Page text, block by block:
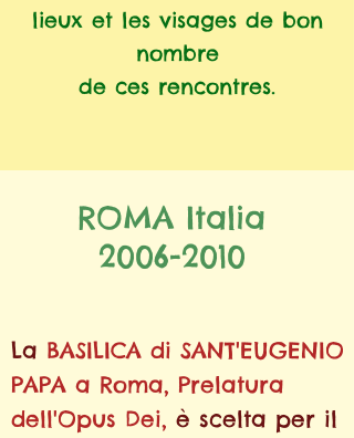
lieux et les visages de bon
nombre
de ces rencontres.
ROMA Italia
2006-2010
La BASILICA di SANT'EUGENIO
PAPA a Roma, Prelatura
dell'Opus Dei, è scelta per il